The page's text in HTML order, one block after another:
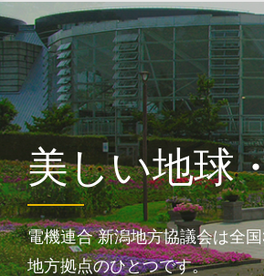
美しい地球
電機連合 新潟地方協議会は全
地方拠点のひとつです。